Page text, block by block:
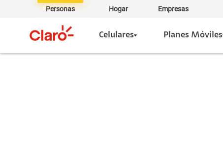
Personas Hogar Empresas
Celulares Planes Móviles